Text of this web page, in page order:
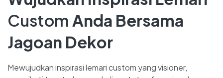
Custom Anda Bersama
Jagoan Dekor
Mewujudkan inspirasi lemari custom yang visioner,